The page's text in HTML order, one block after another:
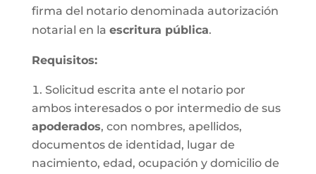
firma del notario denominada autorización
notarial en la escritura pública.
Requisitos:
Solicitud escrita ante el notario por
ambos interesados o por intermedio de sus
apoderados, con nombres, apellidos,
documentos de identidad, lugar de
nacimiento, edad, ocupación y domicilio de